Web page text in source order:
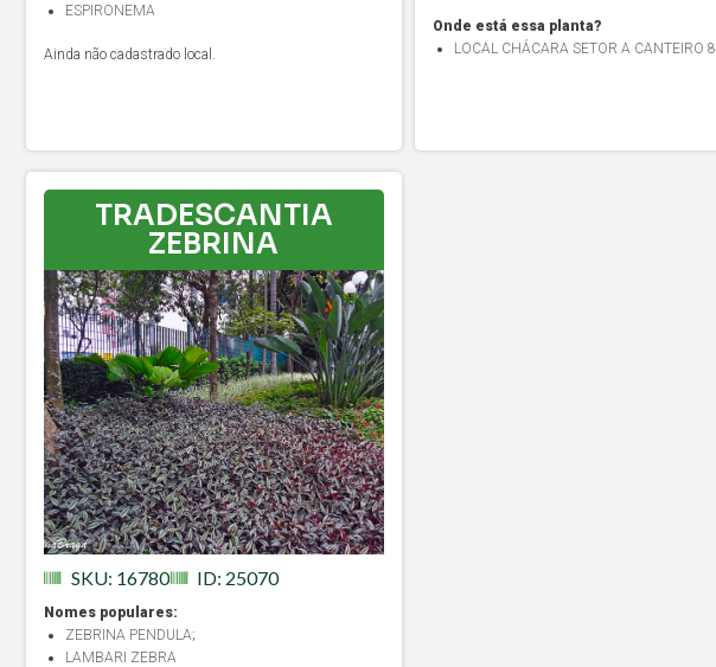
ESPIRONEMA
Ainda não cadastrado local.
Onde está essa planta?
LOCAL CHÁCARA SETOR A CANTEIRO 8
TRADESCANTIA
ZEBRINA
SKU: 16780 ID: 25070
Nomes populares:
ZEBRINA PENDULA;
LAMBARI ZEBRA